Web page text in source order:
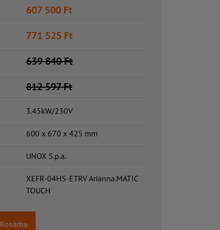
607 500 Ft
771 525 Ft
639 840Ft
812 597Ft
3.45kW/230V
600 x 670 x 425 mm
UNOX S.p.a.
XEFR-04HS-ETRV Arianna.MATIC
TOUCH
Kosárba